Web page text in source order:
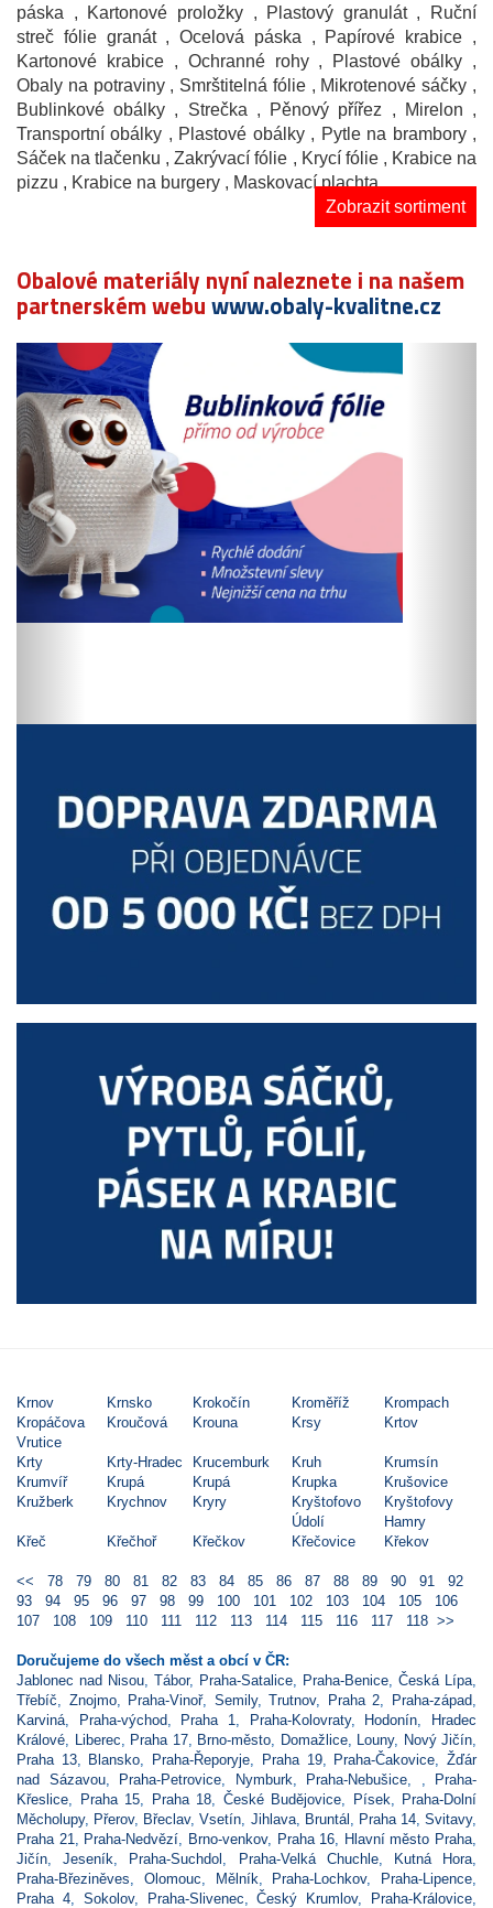
páska , Kartonové proložky , Plastový granulát , Ruční
streč fólie granát , Ocelová páska , Papírové krabice ,
Kartonové krabice , Ochranné rohy , Plastové obálky ,
Obaly na potraviny , Smrštitelná fólie , Mikrotenové sáčky ,
Bublinkové obálky , Strečka , Pěnový přířez , Mirelon ,
Transportní obálky , Plastové obálky , Pytle na brambory ,
Sáček na tlačenku , Zakrývací fólie , Krycí fólie , Krabice na
pizzu , Krabice na burgery , Maskovací plachta
Zobrazit sortiment
Obalové materiály nyní naleznete i na našem
partnerském webuwww.obaly-kvalitne.cz
Předchozí
Krnov Krnsko Krokočín Kroměříž
Krompach
Kropáčova
Vrutice
Kroučová Krouna Krsy Krtov
Krty Krty-Hradec Krucemburk Kruh
Krumsín
Krumvíř
Krupá Krupá Krupka
Krušovice
Kružberk
Krychnov Kryry
Kryštofovo
Údolí
Kryštofovy
Hamry
Křeč
Křečhoř Křečkov Křečovice Křekov
<< 78 79 80 81 82 83 84 85 86 87 88 89 90 91
92
93
94 95 96 97 98 99 100 101 102 103 104 105
106
107
108 109 110 111 112 113 114 115 116 117 118 >>
Doručujeme do všech měst a obcí v ČR:
Jablonec nad Nisou Tábor, Praha-Satalice Praha-Benice Česká Lípa
Třebíč
Znojmo, Praha-Vinoř, Semily,Trutnov, Praha 2 Praha-západ
Karviná
Praha-východ Praha 1 Praha-Kolovraty, Hodonín
Hradec
Králové
Liberec Praha 17, Brno-město Domažlice, Louny, Nový Jičín
Praha 13, Blansko Praha-Řeporyje Praha 19, Praha-Čakovice ,Žďár
nad Sázavou, Praha-Petrovice Nymburk Praha-Nebušice
Praha-
Křeslice
Praha 15 Praha 18 České Budějovice Písek
Praha-Dolní
Měcholupy, Přerov, Břeclav,Vsetín Jihlava, Bruntál Praha 14, Svitavy,
Praha 21
Praha-Nedvězí Brno-venkov, Praha 16 Hlavní město Praha
Jičín ,Jeseník Praha-Suchdol Praha-Velká Chuchle, Kutná Hora
Praha-Březiněves
Olomouc Mělník Praha-Lochkov, Praha-Lipence
Praha 4, Sokolov, Praha-Slivenec ,Český Krumlov, Praha-Královice